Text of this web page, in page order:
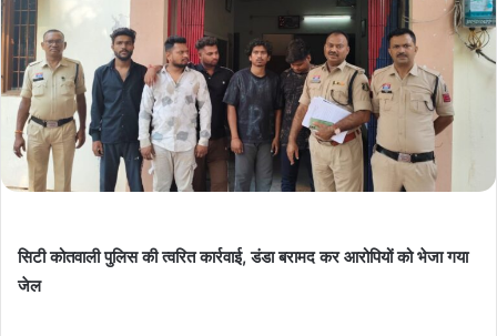
सिटी कोतवाली पुलिस की त्वरित कार्रवाई, डंडा बरामद कर आरोपियों को भेजा गया
जेल